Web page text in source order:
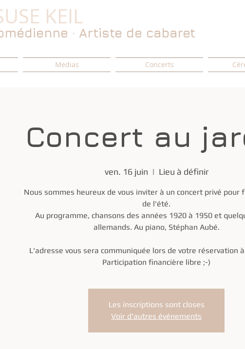
KEIL
· Artiste de cabaret
Medias Concerts
Concert au
ven. 16 juin
  |
Lieu à définir
Nous sommes heureux de vous inviter à un concert privé pour
de l'été.
Au programme, chansons des années 1920 à 1950 et
allemands. Au piano, Stéphan Aubé.
L'adresse vous sera communiquée lors de votre réservation
Participation financière libre ;-)
Les inscriptions sont closes
Voir d'autres événements